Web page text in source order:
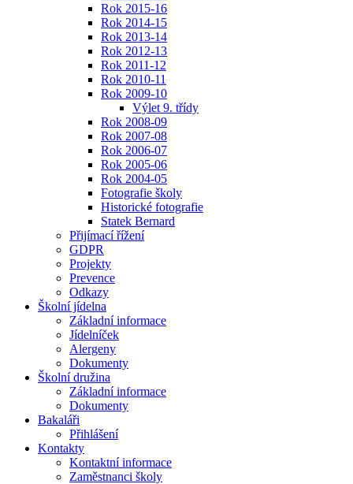
Rok 2015-16
Rok 2014-15
Rok 2013-14
Rok 2012-13
Rok 2011-12
Rok 2010-11
Rok 2009-10
Výlet 9. třídy
Rok 2008-09
Rok 2007-08
Rok 2006-07
Rok 2005-06
Rok 2004-05
Fotografie školy
Historické fotografie
Statek Bernard
Přijímací řížení
GDPR
Projekty
Prevence
Odkazy
Školní jídelna
Základní informace
Jídelníček
Alergeny
Dokumenty
Školní družina
Základní informace
Dokumenty
Bakaláři
Přihlášení
Kontakty
Kontaktní informace
Zaměstnanci školy